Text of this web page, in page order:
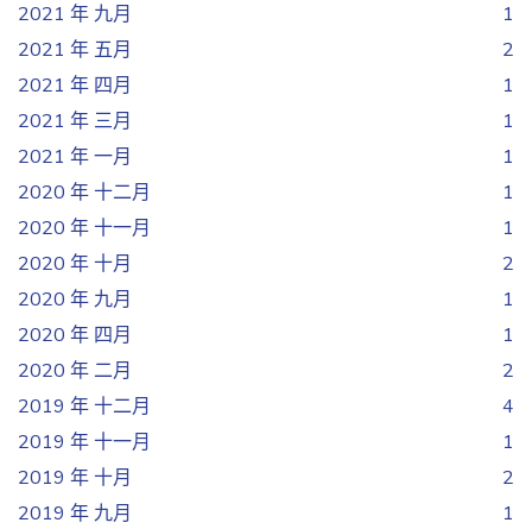
2021 年 九月
1
2021 年 五月
2
2021 年 四月
1
2021 年 三月
1
2021 年 一月
1
2020 年 十二月
1
2020 年 十一月
1
2020 年 十月
2
2020 年 九月
1
2020 年 四月
1
2020 年 二月
2
2019 年 十二月
4
2019 年 十一月
1
2019 年 十月
2
2019 年 九月
1